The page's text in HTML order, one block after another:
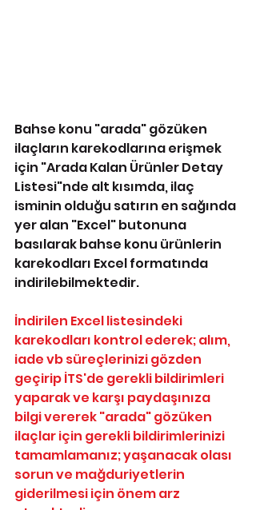
Bahse konu "arada" gözüken
ilaçların karekodlarına erişmek
için "Arada Kalan Ürünler Detay
Listesi"nde alt kısımda, ilaç
isminin olduğu satırın en sağında
yer alan "Excel" butonuna
basılarak bahse konu ürünlerin
karekodları Excel formatında
indirilebilmektedir.
İndirilen Excel listesindeki
karekodları kontrol ederek; alım,
iade vb süreçlerinizi gözden
geçirip İTS'de gerekli bildirimleri
yaparak ve karşı paydaşınıza
bilgi vererek "arada" gözüken
ilaçlar için gerekli bildirimlerinizi
tamamlamanız; yaşanacak olası
sorun ve mağduriyetlerin
giderilmesi için önem arz